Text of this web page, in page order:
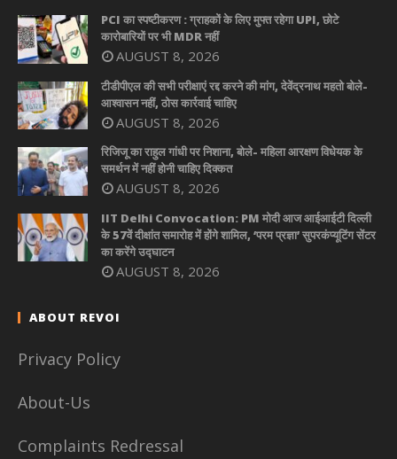
PCI का स्पष्टीकरण : ग्राहकों के लिए मुफ्त रहेगा UPI, छोटे
कारोबारियों पर भी MDR नहीं
AUGUST 8, 2026
टीडीपीएल की सभी परीक्षाएं रद्द करने की मांग, देवेंद्रनाथ महतो बोले-
आश्वासन नहीं, ठोस कार्रवाई चाहिए
AUGUST 8, 2026
रिजिजू का राहुल गांधी पर निशाना, बोले- महिला आरक्षण विधेयक के
समर्थन में नहीं होनी चाहिए दिक्कत
AUGUST 8, 2026
IIT Delhi Convocation: PM मोदी आज आईआईटी दिल्ली
के 57वें दीक्षांत समारोह में होंगे शामिल, ‘परम प्रज्ञा’ सुपरकंप्यूटिंग सेंटर
का करेंगे उद्घाटन
AUGUST 8, 2026
ABOUT REVOI
Privacy Policy
About-Us
Complaints Redressal